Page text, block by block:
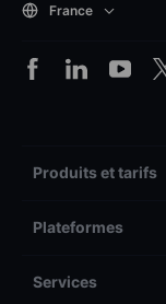
France
Produits et tarifs
Plateformes
Services